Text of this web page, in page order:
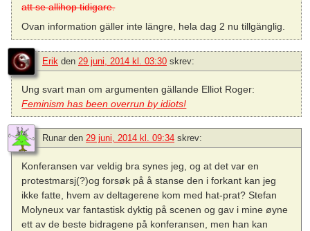
att se allihop tidigare.
Ovan information gäller inte längre, hela dag 2 nu tillgänglig.
Erik den 29 juni, 2014 kl. 03:30 skrev:
Ung svart man om argumenten gällande Elliot Roger:
Feminism has been overrun by idiots!
Runar den 29 juni, 2014 kl. 09:34 skrev:
Konferansen var veldig bra synes jeg, og at det var en
protestmarsj(?)og forsøk på å stanse den i forkant kan jeg
ikke fatte, hvem av deltagerene kom med hat-prat? Stefan
Molyneux var fantastisk dyktig på scenen og gav i mine øyne
ett av de beste bidragene på konferansen, men han kan